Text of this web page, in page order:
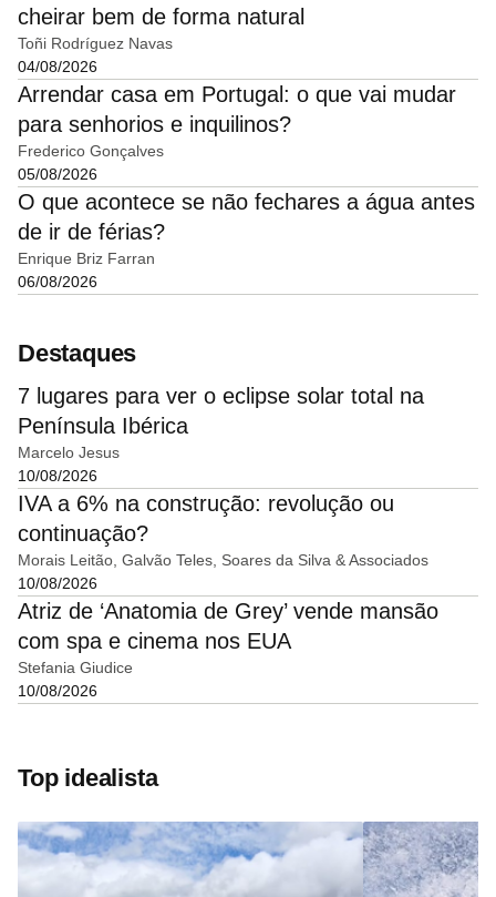
cheirar bem de forma natural
Toñi Rodríguez Navas
04/08/2026
Arrendar casa em Portugal: o que vai mudar
para senhorios e inquilinos?
Frederico Gonçalves
05/08/2026
O que acontece se não fechares a água antes
de ir de férias?
Enrique Briz Farran
06/08/2026
Destaques
7 lugares para ver o eclipse solar total na
Península Ibérica
Marcelo Jesus
10/08/2026
IVA a 6% na construção: revolução ou
continuação?
Morais Leitão, Galvão Teles, Soares da Silva & Associados
10/08/2026
Atriz de ‘Anatomia de Grey’ vende mansão
com spa e cinema nos EUA
Stefania Giudice
10/08/2026
Top idealista